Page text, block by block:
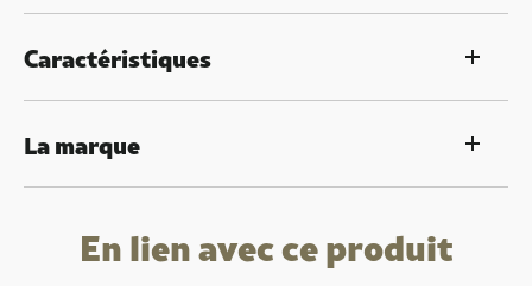
Caractéristiques
La marque
En lien avec ce produit